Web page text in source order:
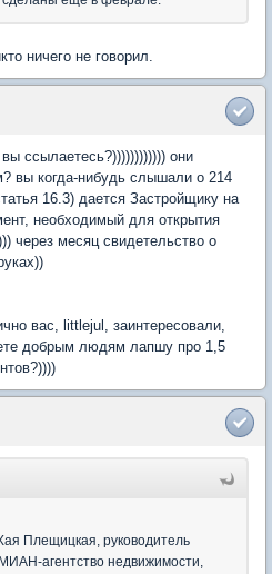
ничего не говорил.
ссылаетесь?)))))))))))) они
вы когда-нибудь слышали о 214
16.3) дается Застройщику на
необходимый для открытия
через месяц свидетельство о
вас, littlejul, заинтересовали,
добрым людям лапшу про 1,5
Плещицкая, руководитель
агентство недвижимости,